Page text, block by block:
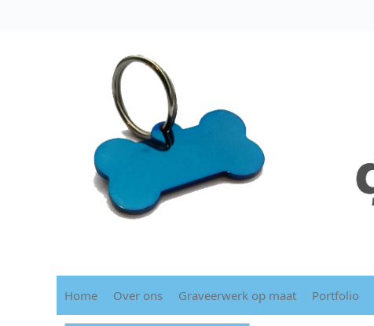
Home Over ons Graveerwerk op maat Portfolio